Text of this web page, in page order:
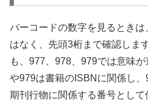
バーコードの数字を見るとき
はなく、先頭3桁まで確認しま
も、977、978、979では意味
や979は書籍のISBNに関係し
期刊行物に関係する番号とし